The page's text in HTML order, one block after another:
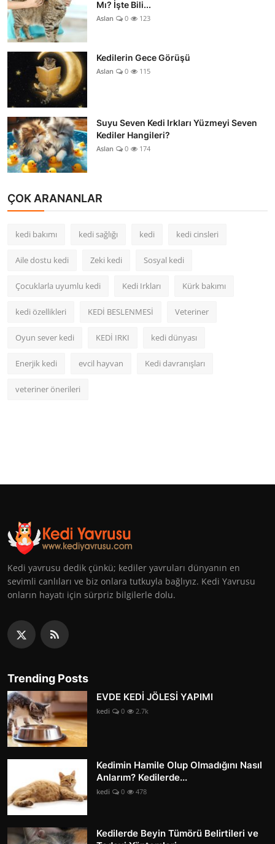
Mı? İşte Bili...
Aslan 0 123
Kedilerin Gece Görüşü
Aslan 0 115
Suyu Seven Kedi Irkları Yüzmeyi Seven
Kediler Hangileri?
Aslan 0 174
ÇOK ARANANLAR
kedi bakımı kedi sağlığı kedi kedi cinsleri
Aile dostu kedi Zeki kedi Sosyal kedi
Çocuklarla uyumlu kedi Kedi Irkları Kürk bakımı
kedi özellikleri KEDİ BESLENMESİ Veteriner
Oyun sever kedi KEDİ IRKI kedi dünyası
Enerjik kedi evcil hayvan Kedi davranışları
veteriner önerileri
Kedi yavrusu dedik çünkü; kediler yavruları dünyanın en
sevimli canlıları ve biz onlara tutkuyla bağlıyız. Kedi Yavrusu
onların hayatı için sürpriz bilgilerle dolu.
Trending Posts
EVDE KEDİ JÖLESİ YAPIMI
kedi 0 2.7k
Kedimin Hamile Olup Olmadığını Nasıl
Anlarım? Kedilerde...
kedi 0 478
Kedilerde Beyin Tümörü Belirtileri ve